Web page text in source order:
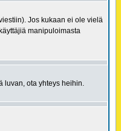
Jos kukaan ei ole vielä
manipuloimasta
luvan, ota yhteys heihin.